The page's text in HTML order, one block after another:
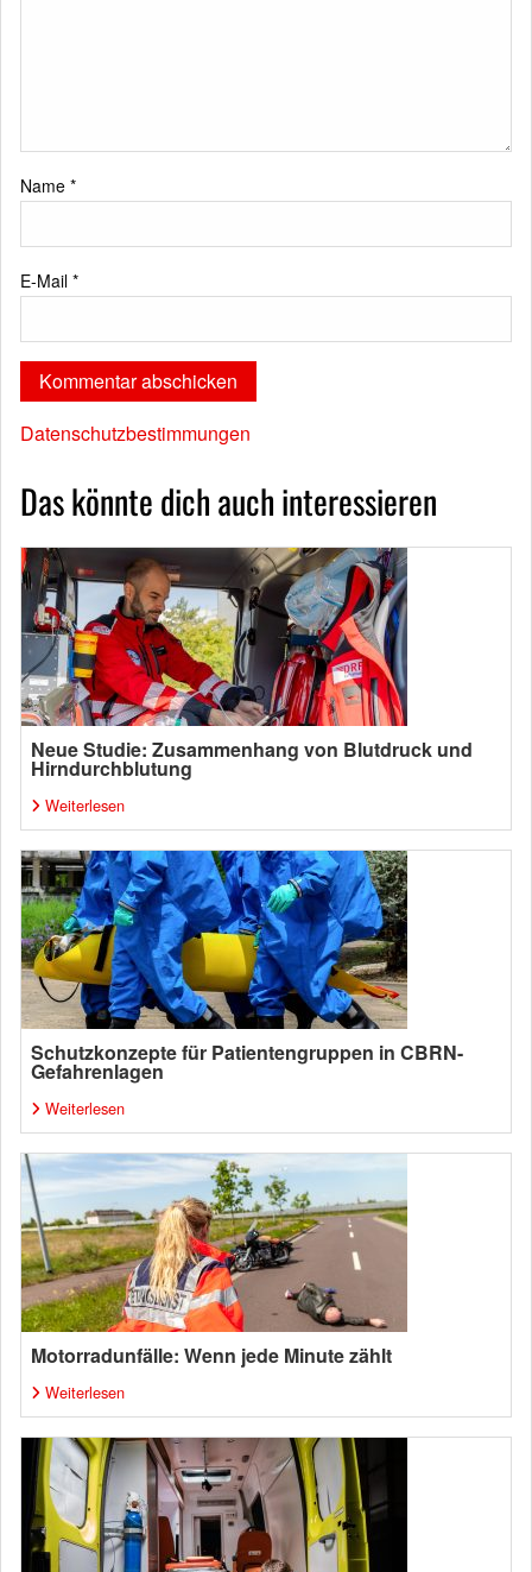
Name *
E-Mail *
Datenschutzbestimmungen
Das könnte dich auch interessieren
Neue Studie: Zusammenhang von Blutdruck und
Hirndurchblutung
Weiterlesen
Schutzkonzepte für Patientengruppen in CBRN-
Gefahrenlagen
Weiterlesen
Motorradunfälle: Wenn jede Minute zählt
Weiterlesen